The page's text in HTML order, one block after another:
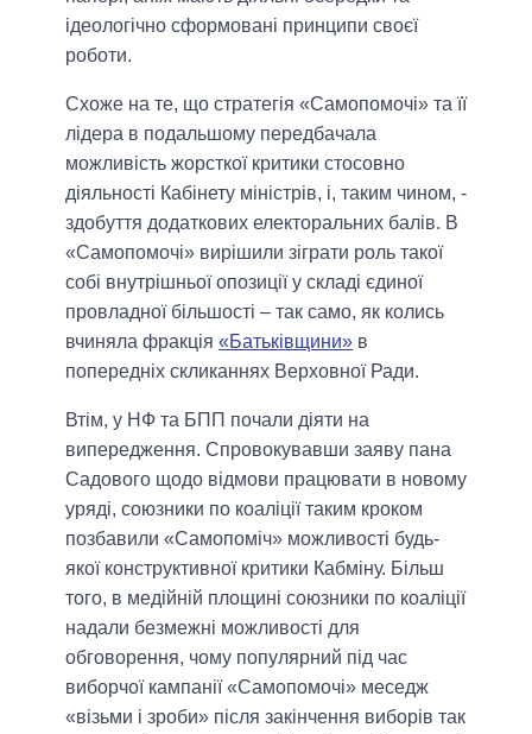
ідеологічно сформовані принципи своєї
роботи.
Схоже на те, що стратегія «Самопомочі» та її
лідера в подальшому передбачала
можливість жорсткої критики стосовно
діяльності Кабінету міністрів, і, таким чином, -
здобуття додаткових електоральних балів. В
«Самопомочі» вирішили зіграти роль такої
собі внутрішньої опозиції у складі єдиної
провладної більшості – так само, як колись
вчиняла фракція «Батьківщини» в
попередніх скликаннях Верховної Ради.
Втім, у НФ та БПП почали діяти на
випередження. Спровокувавши заяву пана
Садового щодо відмови працювати в новому
уряді, союзники по коаліції таким кроком
позбавили «Самопоміч» можливості будь-
якої конструктивної критики Кабміну. Більш
того, в медійній площині союзники по коаліції
надали безмежні можливості для
обговорення, чому популярний під час
виборчої кампанії «Самопомочі» меседж
«візьми і зроби» після закінчення виборів так